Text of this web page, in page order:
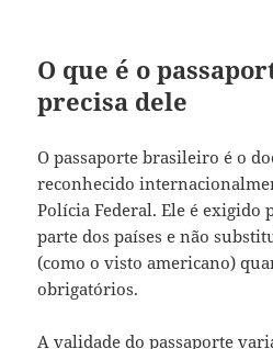
O que é o
precisa dele
O passaporte brasileiro é o
reconhecido
Polícia Federal. Ele é exigido
parte dos países e não
(como o visto americano)
obrigatórios.
A validade do passaporte